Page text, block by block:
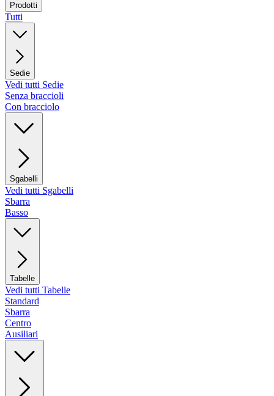
Prodotti
Tutti
Sedie
Vedi tutti Sedie
Senza braccioli
Con bracciolo
Sgabelli
Vedi tutti Sgabelli
Sbarra
Basso
Tabelle
Vedi tutti Tabelle
Standard
Sbarra
Centro
Ausiliari